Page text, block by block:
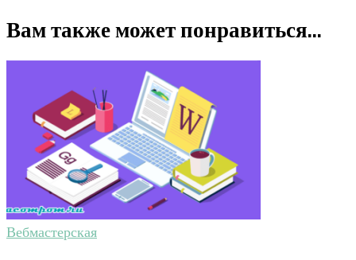
Вам также может понравиться...
Вебмастерская